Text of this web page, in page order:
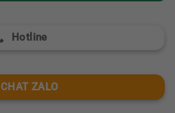
Hotline
CHAT ZALO